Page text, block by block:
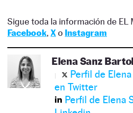
Sigue toda la información de EL
Facebook, Xo Instagram
Elena Sanz
Perfil de
en Twitter
Perfil de Elena